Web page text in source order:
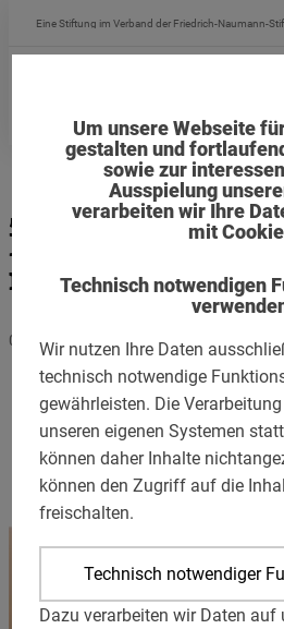
Direkt
zum
Eine Stiftung im Verband der Friedrich-Naumann-
„Ein Macher,
Lebensleistung bis
nachwirkt“
09.05.2022
Um unsere Webseite
gestalten und
sowie zur
Ausspielung
verarbeiten wir Ihre
mit
Technisch notwendigen
Wir nutzen Ihre Daten
technisch notwendige
gewährleisten. Die
unseren eigenen Systemen
können daher Inhalte
können den Zugriff auf die
freischalten.
Technisch notwendiger
Dazu verarbeiten wir Daten auf